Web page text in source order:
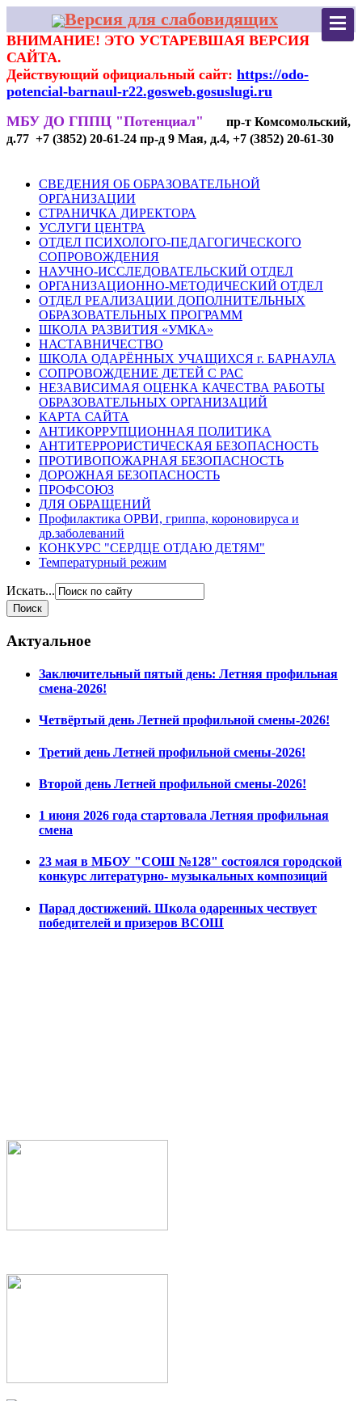
Версия для слабовидящих
ВНИМАНИЕ! ЭТО УСТАРЕВШАЯ ВЕРСИЯ
САЙТА.
Действующий официальный сайт: https://odo-
potencial-barnaul-r22.gosweb.gosuslugi.ru
МБУ ДО ГППЦ "Потенциал"
пр-т Комсомольский,
д.77 +7 (3852) 20-61-24 пр-д 9 Мая, д.4, +7 (3852) 20-61-30
СВЕДЕНИЯ ОБ ОБРАЗОВАТЕЛЬНОЙ
ОРГАНИЗАЦИИ
СТРАНИЧКА ДИРЕКТОРА
УСЛУГИ ЦЕНТРА
ОТДЕЛ ПСИХОЛОГО-ПЕДАГОГИЧЕСКОГО
СОПРОВОЖДЕНИЯ
НАУЧНО-ИССЛЕДОВАТЕЛЬСКИЙ ОТДЕЛ
ОРГАНИЗАЦИОННО-МЕТОДИЧЕСКИЙ ОТДЕЛ
ОТДЕЛ РЕАЛИЗАЦИИ ДОПОЛНИТЕЛЬНЫХ
ОБРАЗОВАТЕЛЬНЫХ ПРОГРАММ
ШКОЛА РАЗВИТИЯ «УМКА»
НАСТАВНИЧЕСТВО
ШКОЛА ОДАРЁННЫХ УЧАЩИХСЯ г. БАРНАУЛА
СОПРОВОЖДЕНИЕ ДЕТЕЙ С РАС
НЕЗАВИСИМАЯ ОЦЕНКА КАЧЕСТВА РАБОТЫ
ОБРАЗОВАТЕЛЬНЫХ ОРГАНИЗАЦИЙ
КАРТА САЙТА
АНТИКОРРУПЦИОННАЯ ПОЛИТИКА
АНТИТЕРРОРИСТИЧЕСКАЯ БЕЗОПАСНОСТЬ
ПРОТИВОПОЖАРНАЯ БЕЗОПАСНОСТЬ
ДОРОЖНАЯ БЕЗОПАСНОСТЬ
ПРОФСОЮЗ
ДЛЯ ОБРАЩЕНИЙ
Профилактика ОРВИ, гриппа, короновируса и
др.заболеваний
КОНКУРС "СЕРДЦЕ ОТДАЮ ДЕТЯМ"
Температурный режим
Искать...
Актуальное
Заключительный пятый день: Летняя профильная
смена-2026!
Четвёртый день Летней профильной смены-2026!
Третий день Летней профильной смены-2026!
Второй день Летней профильной смены-2026!
1 июня 2026 года стартовала Летняя профильная
смена
23 мая в МБОУ "СОШ №128" состоялся городской
конкурс литературно- музыкальных композиций
Парад достижений. Школа одаренных чествует
победителей и призеров ВСОШ